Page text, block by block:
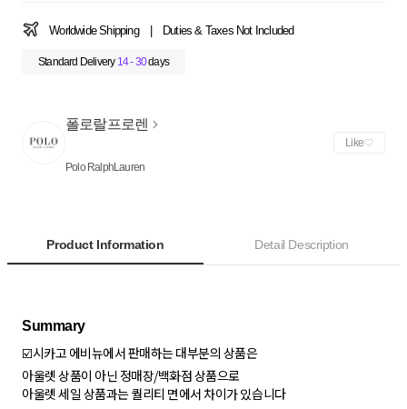
Worldwide Shipping Duties & Taxes Not Included
Standard Delivery 14 - 30days
폴로랄프로렌
Polo RalphLauren
Like
Product Information Detail Description
Summary
☑️시카고 에비뉴에서 판매하는 대부분의 상품은
아울렛 상품이 아닌 정매장/백화점 상품으로
아울렛 세일 상품과는 퀄리티 면에서 차이가 있습니다